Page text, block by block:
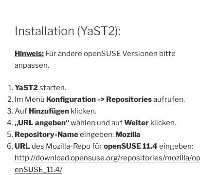
Installation (YaST2):
Hinweis: Für andere openSUSE Versionen bitte
anpassen.
YaST2starten.
Im Menü Konfiguration -> Repositoriesaufrufen.
Auf Hinzufügen klicken.
„URL angeben“wählen und aufWeiter klicken.
Repository-Nameeingeben: Mozilla
URL des Mozilla-Repo füropenSUSE 11.4 eingeben:
http://download.opensuse.org/repositories/mozilla/op
enSUSE_11.4/